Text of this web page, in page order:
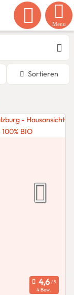
Menu
Sortieren
4 Bew.